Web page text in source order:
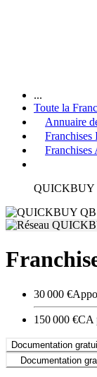
...
Toute la
Annuaire
Franchises
Franchises
QUICKBUY
30 000 €
150 000 €CA
Documentation
Documentation